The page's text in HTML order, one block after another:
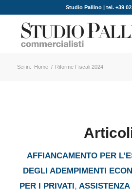
Studio Pallino | tel. +39
Sei in: Home / Riforme Fiscali 2024
AFFIANCAMENTO PER
DEGLI ADEMPIMENTI
PER I PRIVATI,